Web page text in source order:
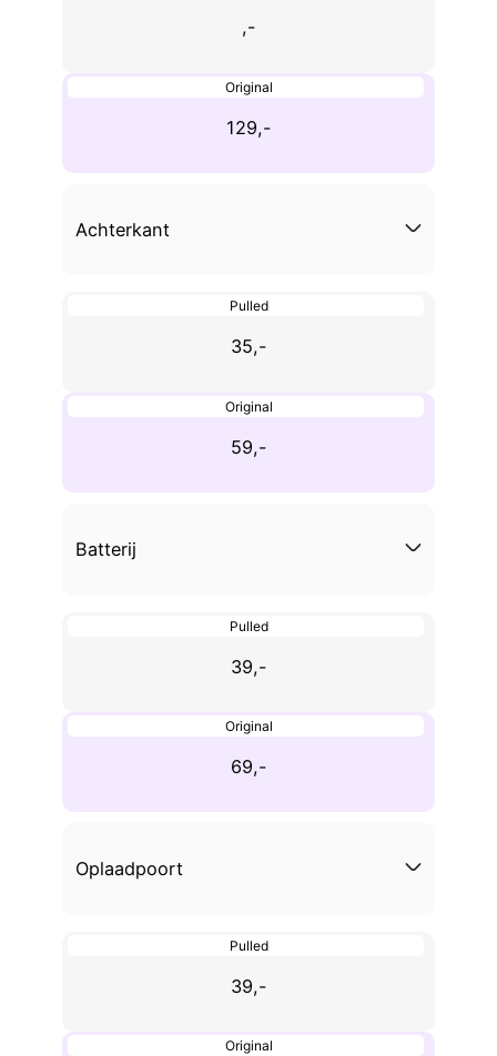
,-
Original
129,-
Achterkant
Pulled
35,-
Original
59,-
Batterij
Pulled
39,-
Original
69,-
Oplaadpoort
Pulled
39,-
Original